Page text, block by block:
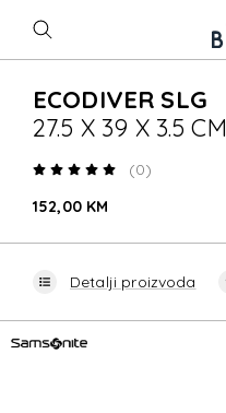
ECODIVER SLG
27.5 X 39 X 3.5 CM
(0)
152,00 KM
Detalji proizvoda